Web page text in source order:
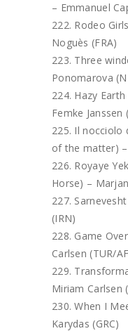
– Emmanuel
Rodeo
Noguès (FRA)
Three
Ponomarova
Hazy
Femke Janssen
Il nocciolo
of the matter)
Royaye
Horse) –
(IRN)
Game
Carlsen (TUR/
Miriam Carlsen
When I
Karydas (GRC)